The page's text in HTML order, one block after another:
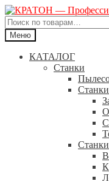
Искать:
Меню
КАТАЛОГ
Станки